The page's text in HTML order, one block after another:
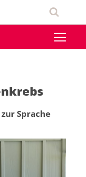
Sprache